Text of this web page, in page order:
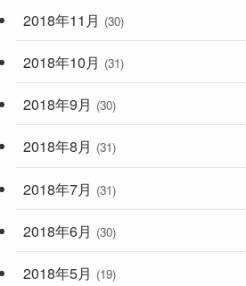
2018年11月 (30)
2018年10月 (31)
2018年9月 (30)
2018年8月 (31)
2018年7月 (31)
2018年6月 (30)
2018年5月 (19)